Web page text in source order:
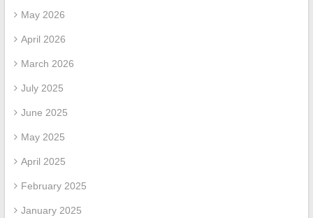
May 2026
April 2026
March 2026
July 2025
June 2025
May 2025
April 2025
February 2025
January 2025